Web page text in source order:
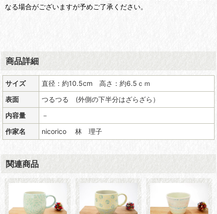
なる場合がございますが予めご了承ください。
商品詳細
サイズ
直径：約10.5cm 高さ：約6.5ｃｍ
表面
つるつる (外側の下半分はざらざら）
内容量
－
作家名
nicorico 林 理子
関連商品